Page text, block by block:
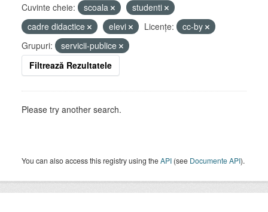
Cuvinte cheie: scoala
studenti
cadre didactice
elevi Licenţe:
cc-by
Grupuri:
servicii-publice
Filtrează Rezultatele
Please try another search.
You can also access this registry using theAPI (see Documente API).